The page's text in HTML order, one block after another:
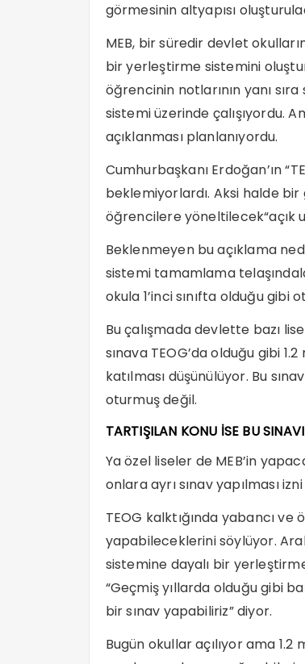
görmesinin altyapısı
MEB, bir süredir devlet
bir yerleştirme sistemini
öğrencinin notlarının yanı
sistemi üzerinde çalışıyordu.
açıklanması planlanıyordu.
Cumhurbaşkanı Erdoğan’ın
beklemiyorlardı. Aksi halde bir
öğrencilere yöneltilecek“açık
Beklenmeyen bu açıklama
sistemi tamamlama
okula 1’inci sınıfta olduğu
Bu çalışmada devlette bazı
sınava TEOG’da olduğu gibi
katılması düşünülüyor. Bu
oturmuş değil.
TARTIŞILAN KONU İSE BU
Ya özel liseler de MEB’in
onlara ayrı sınav yapılması
TEOG kalktığında yabancı ve
yapabileceklerini söylüyor.
sistemine dayalı bir
“Geçmiş yıllarda olduğu gibi
bir sınav yapabiliriz” diyor.
Bugün okullar açılıyor ama 1.2